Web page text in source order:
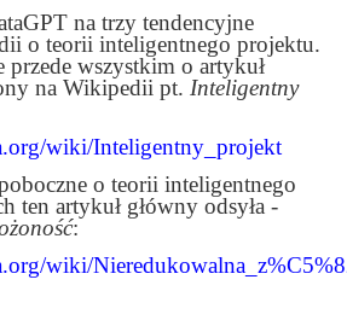
na trzy tendencyjne
o teorii inteligentnego projektu.
wszystkim o artykuł
na Wikipedii pt.Inteligentny
wiki/Inteligentny_projekt
o teorii inteligentnego
ten artykuł główny odsyła -
:
wiki/